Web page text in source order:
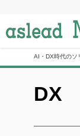
c
AI・DX時代のソ
DX